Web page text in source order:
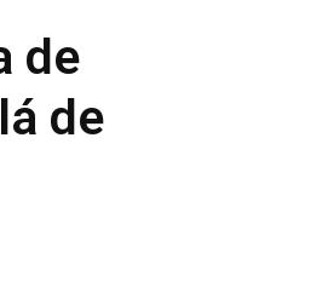
de
de